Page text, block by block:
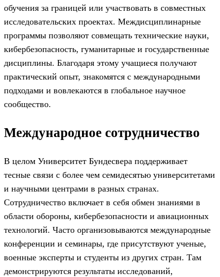
обучения за границей или участвовать в совместных
исследовательских проектах. Междисциплинарные
программы позволяют совмещать технические науки,
кибербезопасность, гуманитарные и государственные
дисциплины. Благодаря этому учащиеся получают
практический опыт, знакомятся с международными
подходами и вовлекаются в глобальное научное
сообщество.
Международное сотрудничество
В целом Университет Бундесвера поддерживает
тесные связи с более чем семидесятью университетами
и научными центрами в разных странах.
Сотрудничество включает в себя обмен знаниями в
области обороны, кибербезопасности и авиационных
технологий. Часто организовываются международные
конференции и семинары, где присутствуют ученые,
военные эксперты и студенты из других стран. Там
демонстрируются результаты исследований,